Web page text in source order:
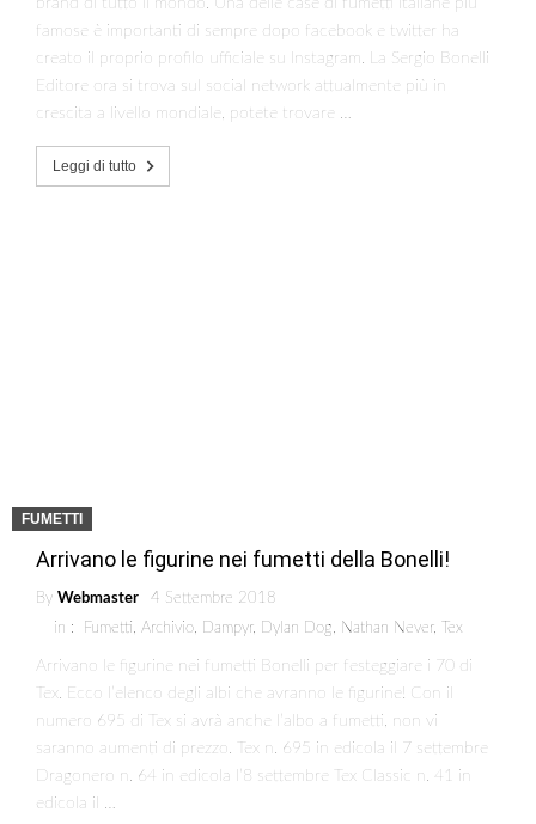
famose è importanti di sempre dopo facebook e twitter ha
creato il proprio profilo ufficiale su Instagram. La Sergio Bonelli
Editore ora si trova sul social network attualmente più in
crescita a livello mondiale, potete trovare …
Leggi di tutto
FUMETTI
Arrivano le figurine nei fumetti della Bonelli!
By Webmaster
4 Settembre 2018
in :
Fumetti, Archivio, Dampyr, Dylan Dog, Nathan Never, Tex
Arrivano le figurine nei fumetti Bonelli per festeggiare i 70 di
Tex. Ecco l’elenco degli albi che avranno le figurine! Con il
numero 695 di Tex si avrà anche l’albo a fumetti, non vi
saranno aumenti di prezzo. Tex n. 695 in edicola il 7 settembre
Dragonero n. 64 in edicola l’8 settembre Tex Classic n. 41 in
edicola il …